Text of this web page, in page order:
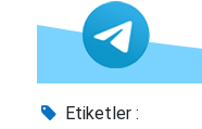
Etiketler :